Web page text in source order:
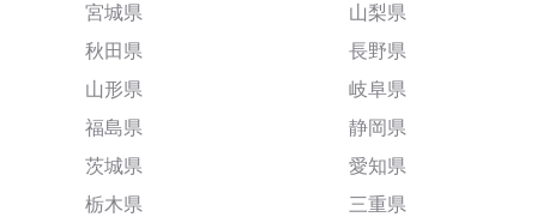
宮城県
秋田県
山形県
福島県
茨城県
栃木県
山梨県
長野県
岐阜県
静岡県
愛知県
三重県